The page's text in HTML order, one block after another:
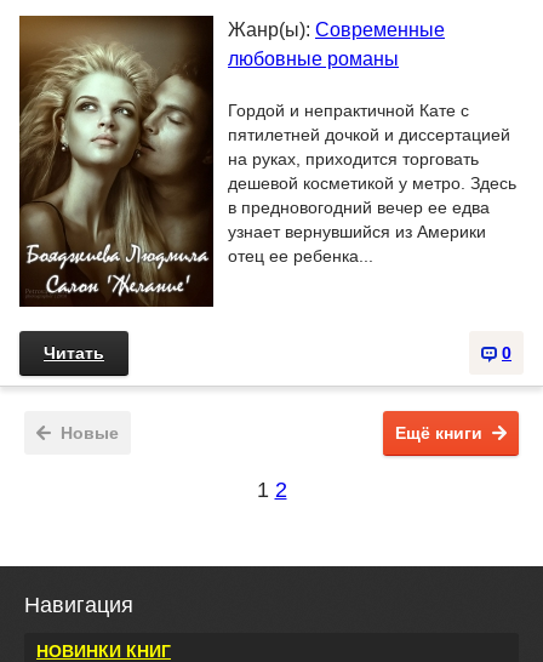
Жанр(ы): Современные
любовные романы
Гордой и непрактичной Кате с
пятилетней дочкой и диссертацией
на руках, приходится торговать
дешевой косметикой у метро. Здесь
в предновогодний вечер ее едва
узнает вернувшийся из Америки
отец ее ребенка...
0
Читать
Новые Ещё книги
1 2
Навигация
НОВИНКИ КНИГ